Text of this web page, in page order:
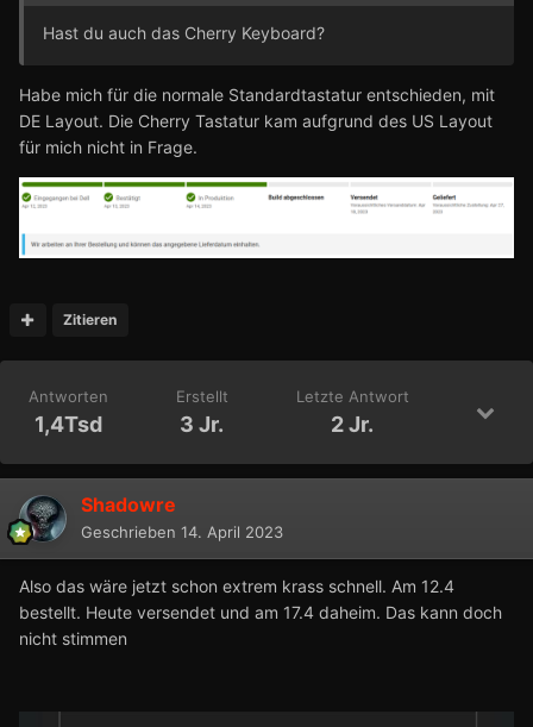
Hast du auch das Cherry Keyboard?
Habe mich für die normale Standardtastatur entschieden, mit
DE Layout. Die Cherry Tastatur kam aufgrund des US Layout
für mich nicht in Frage.
Zitieren
Antworten
1,4Tsd
Erstellt
3 Jr.
Letzte Antwort
2 Jr.
Shadowre
Geschrieben 14. April 2023
Also das wäre jetzt schon extrem krass schnell. Am 12.4
bestellt. Heute versendet und am 17.4 daheim. Das kann doch
nicht stimmen